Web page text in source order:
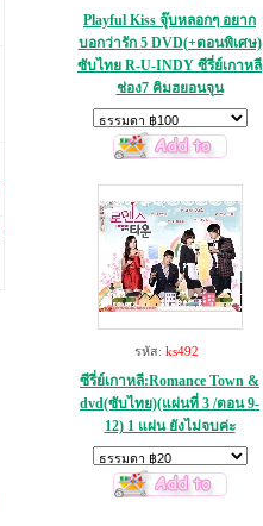
Playful Kiss จุ๊บหลอกๆ อยาก
บอกว่ารัก 5 DVD(+ตอนพิเศษ)
ซับไทย R-U-INDY ซีรี่ย์เกาหลี
ช่อง7 คิมฮยอนจุน
รหัส: ks492
ซีรี่ย์เกาหลี:Romance Town &
dvd(ซับไทย)(แผ่นที่ 3 /ตอน 9-
12) 1 แผ่น ยังไม่จบค่ะ